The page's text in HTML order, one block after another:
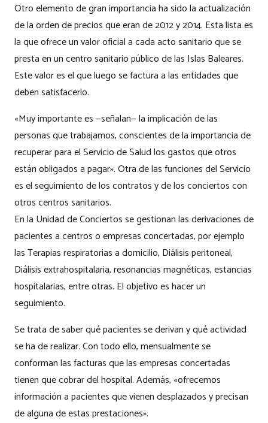
Otro elemento de gran importancia ha sido la actualización
de la orden de precios que eran de 2012 y 2014. Esta lista es
la que ofrece un valor oficial a cada acto sanitario que se
presta en un centro sanitario público de las Islas Baleares.
Este valor es el que luego se factura a las entidades que
deben satisfacerlo.
«Muy importante es —señalan— la implicación de las
personas que trabajamos, conscientes de la importancia de
recuperar para el Servicio de Salud los gastos que otros
están obligados a pagar». Otra de las funciones del Servicio
es el seguimiento de los contratos y de los conciertos con
otros centros sanitarios.
En la Unidad de Conciertos se gestionan las derivaciones de
pacientes a centros o empresas concertadas, por ejemplo
las Terapias respiratorias a domicilio, Diálisis peritoneal,
Diálisis extrahospitalaria, resonancias magnéticas, estancias
hospitalarias, entre otras. El objetivo es hacer un
seguimiento.
Se trata de saber qué pacientes se derivan y qué actividad
se ha de realizar. Con todo ello, mensualmente se
conforman las facturas que las empresas concertadas
tienen que cobrar del hospital. Además, «ofrecemos
información a pacientes que vienen desplazados y precisan
de alguna de estas prestaciones».